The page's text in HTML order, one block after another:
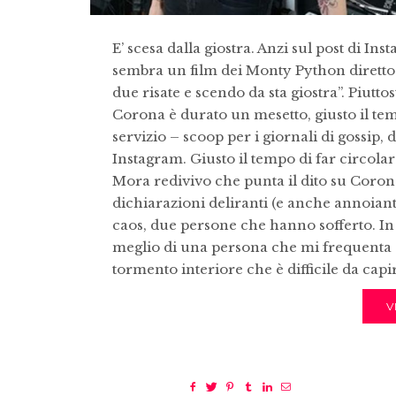
E’ scesa dalla giostra. Anzi sul post di
sembra un film dei Monty Python
due risate e scendo da sta giostra”.
Corona è durato un mesetto, giusto il
servizio – scoop per i giornali di gossip,
Instagram. Giusto il tempo di far
Mora redivivo che punta il dito su
dichiarazioni deliranti (e anche
caos, due persone che hanno sofferto.
meglio di una persona che mi
tormento interiore che è difficile da